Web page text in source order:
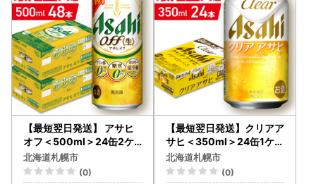
【最短翌日発送】 アサヒ
オフ＜500ml＞24缶2ケ
ース 北海道工場製造
北海道札幌市
(0)
【最短翌日発送】クリアア
サヒ＜350ml＞24缶1ケー
ス 北海道工場製造
北海道札幌市
(0)